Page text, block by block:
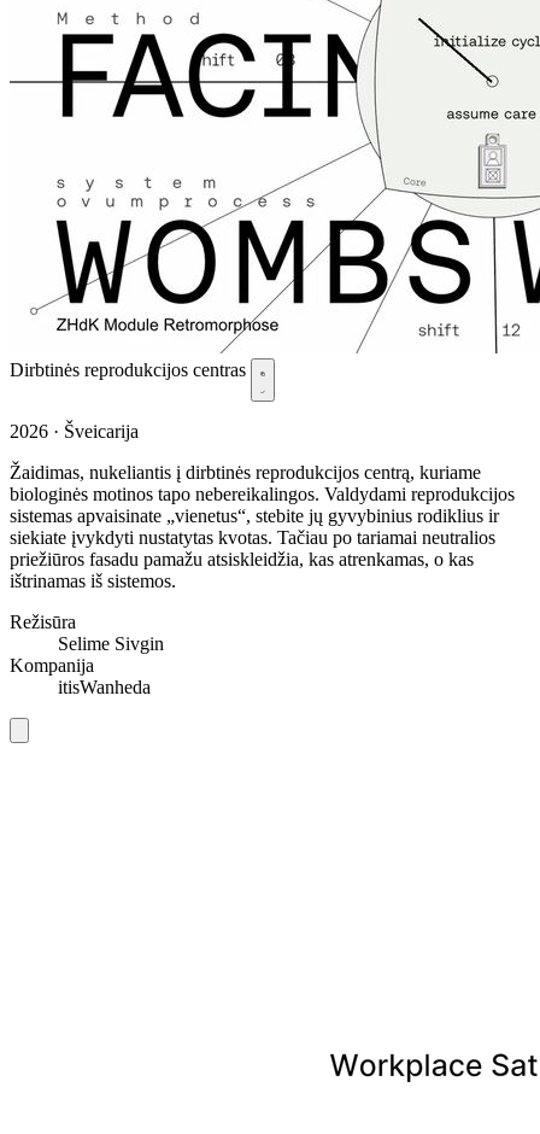
Dirbtinės reprodukcijos centras
2026 · Šveicarija
Žaidimas, nukeliantis į dirbtinės reprodukcijos centrą, kuriame
biologinės motinos tapo nebereikalingos. Valdydami reprodukcijos
sistemas apvaisinate „vienetus“, stebite jų gyvybinius rodiklius ir
siekiate įvykdyti nustatytas kvotas. Tačiau po tariamai neutralios
priežiūros fasadu pamažu atsiskleidžia, kas atrenkamas, o kas
ištrinamas iš sistemos.
Režisūra
Selime Sivgin
Kompanija
itisWanheda